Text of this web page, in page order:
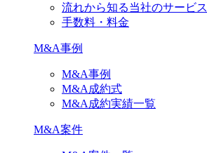
流れから知る当社のサービス
手数料・料金
M&A事例
M&A事例
M&A成約式
M&A成約実績一覧
M&A案件